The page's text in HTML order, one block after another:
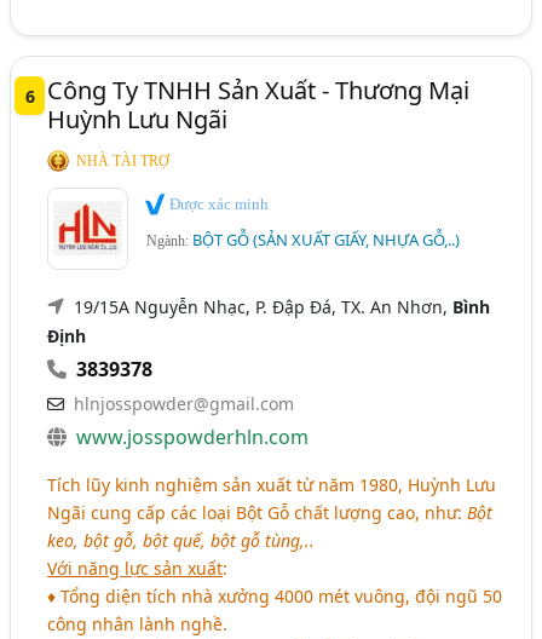
6
Công Ty TNHH Sản Xuất - Thương Mại
Huỳnh Lưu Ngãi
NHÀ TÀI TRỢ
Được xác minh
Ngành: BỘT GỖ (SẢN XUẤT GIẤY, NHỰA GỖ,..)
19/15A Nguyễn Nhạc, P. Đập Đá, TX. An Nhơn, Bình
Định
3839378
hlnjosspowder@gmail.com
www.josspowderhln.com
Tích lũy kinh nghiệm sản xuất từ năm 1980, Huỳnh Lưu
Ngãi cung cấp các loại Bột Gỗ chất lượng cao, như:Bột
keo, bột gỗ, bột quế, bột gỗ tùng,..
Với năng lực sản xuất:
♦ Tổng diện tích nhà xưởng 4000 mét vuông, đội ngũ 50
công nhân lành nghề.